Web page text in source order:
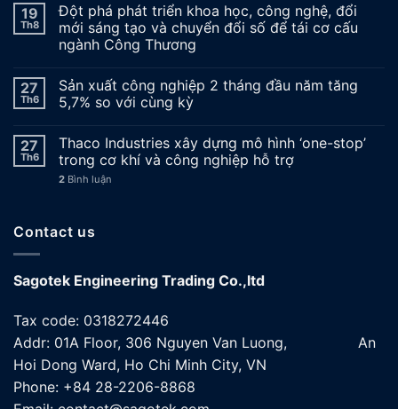
19
Th8
Đột phá phát triển khoa học, công nghệ, đổi
mới sáng tạo và chuyển đổi số để tái cơ cấu
ngành Công Thương
27
Th6
Sản xuất công nghiệp 2 tháng đầu năm tăng
5,7% so với cùng kỳ
27
Th6
Thaco Industries xây dựng mô hình ‘one-stop’
trong cơ khí và công nghiệp hỗ trợ
2 Bình luận
Contact us
Sagotek Engineering Trading Co.,ltd
Tax code: 0318272446
Addr: 01A Floor, 306 Nguyen Van Luong, An
Hoi Dong Ward, Ho Chi Minh City, VN
Phone: +84 28-2206-8868